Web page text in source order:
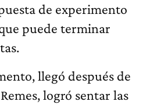
de experimento
puede terminar
llegó después de
logró sentar las